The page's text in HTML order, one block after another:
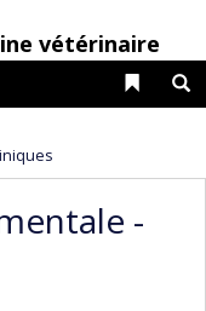
vétérinaire
Liens
-